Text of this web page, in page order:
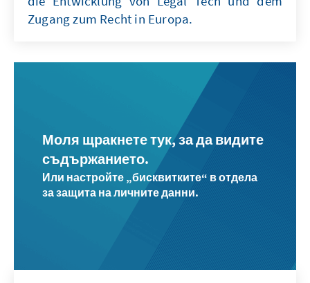
Zugang zum Recht in Europa.
Моля щракнете тук, за да видите
съдържанието.
Или настройте „бисквитките“ в отдела
за защита на личните данни.